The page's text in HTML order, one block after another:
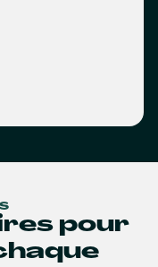
pour